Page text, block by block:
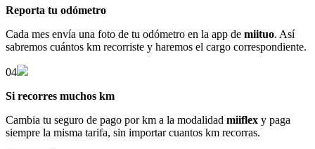
Reporta tu odómetro
Cada mes envía una foto de tu odómetro en la app de miituo. Así
sabremos cuántos km recorriste y haremos el cargo correspondiente.
04
Si recorres muchos km
Cambia tu seguro de pago por km a la modalidad miiflex y paga
siempre la misma tarifa, sin importar cuantos km recorras.